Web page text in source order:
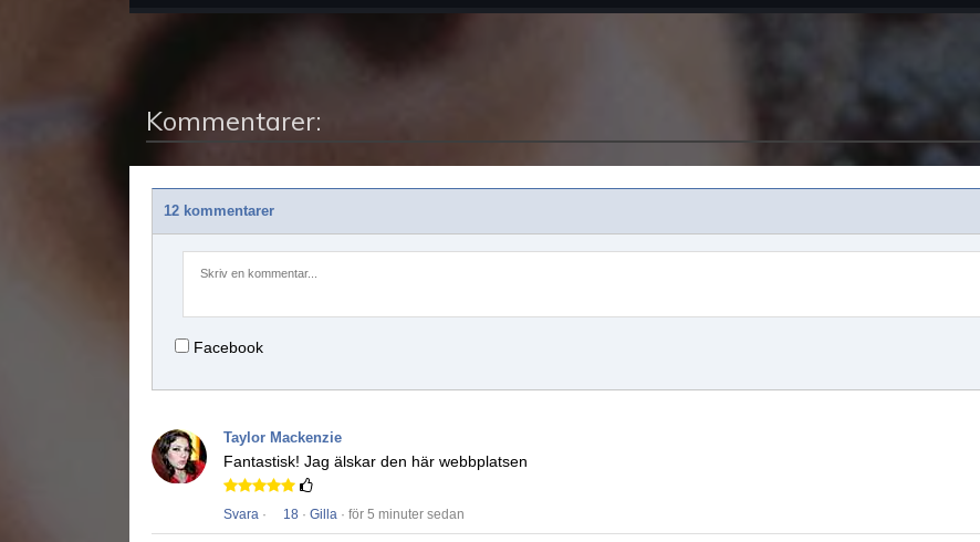
Kommentarer:
12 kommentarer
Facebook
Taylor Mackenzie
Fantastisk! Jag älskar den här webbplatsen
Svara · 18 · Gilla · för 5 minuter sedan